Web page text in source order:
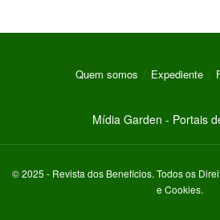
Quem somos Expediente
Mídia Garden - Portais
© 2025 - Revista dos Benefícios. Todos os
e Cookies.